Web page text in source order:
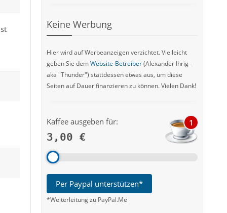
Keine Werbung
Hier wird auf Werbeanzeigen verzichtet. Vielleicht
geben Sie demWebsite-Betreiber(Alexander Ihrig -
aka "Thunder") stattdessen etwas aus, um diese
Seiten auf Dauer finanzieren zu können. Vielen Dank!
Kaffee ausgeben für:
3,00 €
1
Per Paypal unterstützen*
*Weiterleitung zu PayPal.Me